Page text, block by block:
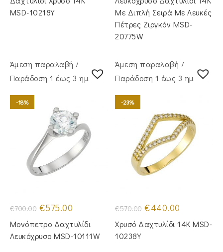
€385.00. είναι:
MSD-10218Y
€490.00. είναι:
€395.00.
Με Διπλή Σειρά Με Λευκές
Πέτρες Ζιργκόν MSD-
20775W
Άμεση παραλαβή /
Παράδoση 1 έως 3 ημέρες
-18%
€700.00 Original
price
€700.00.
€575.00
τιμή
είναι:
€575.00.
Μονόπετρο Δαχτυλίδι
Λευκόχρυσο MSD-10111W
Άμεση παραλαβή /
Παράδoση 1 έως 3 ημέρες
-23%
€570.00 Original
price
€570.00.
€440.00
τιμή
είναι:
Χρυσό Δαχτυλίδι 14Κ MSD-
10238Y